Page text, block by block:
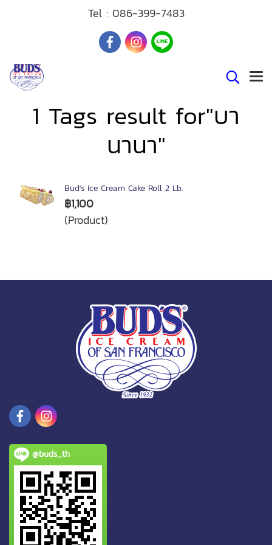
Tel : 086-399-7483
1 Tags result for"บา
นานา"
Bud's Ice Cream Cake Roll 2 Lb.
฿1,100
(Product)
@buds_th